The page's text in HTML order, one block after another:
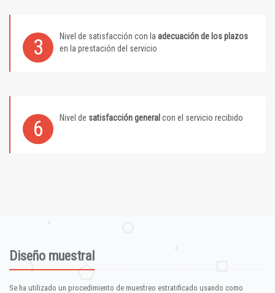
3 Nivel de satisfacción con la adecuación de los plazos
en la prestación del servicio
6 Nivel de satisfacción general con el servicio recibido
Diseño muestral
Se ha utilizado un procedimiento de muestreo estratificado usando como